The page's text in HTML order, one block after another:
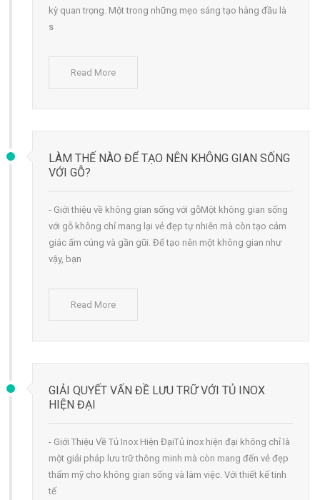
kỳ quan trọng. Một trong những mẹo sáng tạo hàng đầu là
s
Read More
LÀM THẾ NÀO ĐỂ TẠO NÊN KHÔNG GIAN SỐNG
VỚI GỖ?
- Giới thiệu về không gian sống với gỗMột không gian sống
với gỗ không chỉ mang lại vẻ đẹp tự nhiên mà còn tạo cảm
giác ấm cúng và gần gũi. Để tạo nên một không gian như
vậy, bạn
Read More
GIẢI QUYẾT VẤN ĐỀ LƯU TRỮ VỚI TỦ INOX
HIỆN ĐẠI
- Giới Thiệu Về Tủ Inox Hiện ĐạiTủ inox hiện đại không chỉ là
một giải pháp lưu trữ thông minh mà còn mang đến vẻ đẹp
thẩm mỹ cho không gian sống và làm việc. Với thiết kế tinh
tế